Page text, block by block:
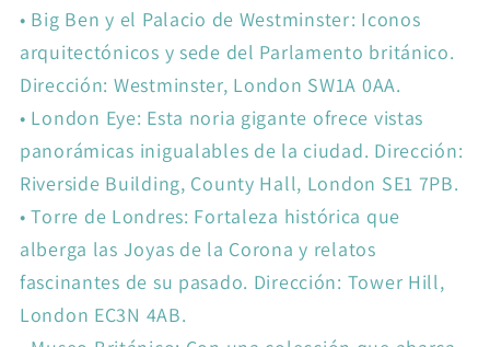
• Big Ben y el Palacio de Westminster: Iconos
arquitectónicos y sede del Parlamento británico.
Dirección: Westminster, London SW1A 0AA.
• London Eye: Esta noria gigante ofrece vistas
panorámicas inigualables de la ciudad. Dirección:
Riverside Building, County Hall, London SE1 7PB.
• Torre de Londres: Fortaleza histórica que
alberga las Joyas de la Corona y relatos
fascinantes de su pasado. Dirección: Tower Hill,
London EC3N 4AB.